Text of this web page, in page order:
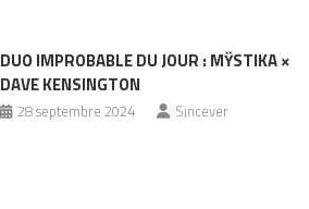
DUO IMPROBABLE DU JOUR : MŸSTIKA ×
DAVE KENSINGTON
28 septembre 2024 Sincever